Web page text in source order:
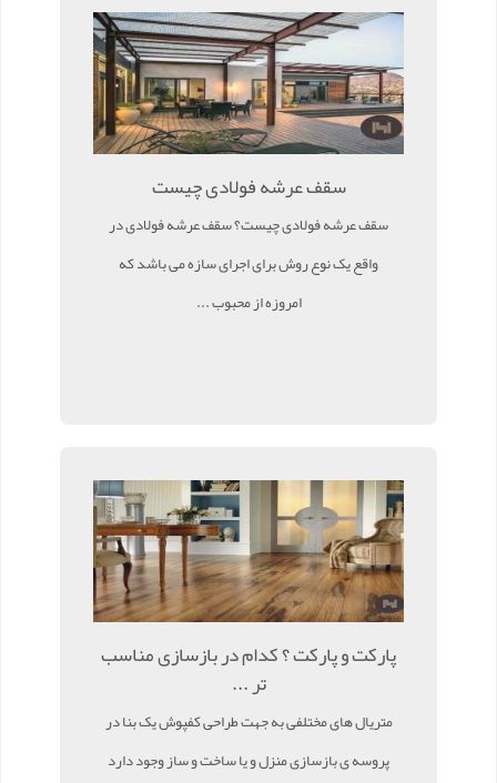
سقف عرشه فولادی چیست
سقف عرشه فولادی چیست؟ سقف عرشه فولادی در
واقع یک نوع روش برای اجرای سازه می باشد که
امروزه از محبوب ...
پارکت و پارکت ؟ کدام در بازسازی مناسب
تر ...
متریال های مختلفی به جهت طراحی کفپوش یک بنا در
پروسه ی بازسازی منزل و یا ساخت و ساز وجود دارد